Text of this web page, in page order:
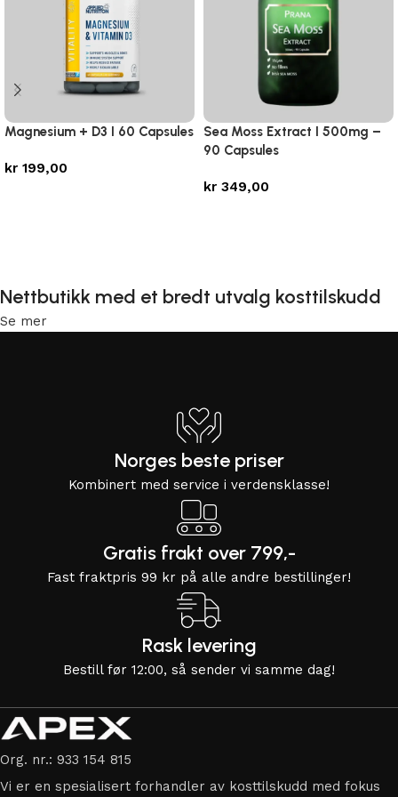
Magnesium + D3 I 60 Capsules
kr 199,00
Sea Moss Extract I 500mg –
90 Capsules
kr 349,00
Nettbutikk med et bredt utvalg kosttilskudd
Se mer
Norges beste priser
Kombinert med service i verdensklasse!
Gratis frakt over 799,-
Fast fraktpris 99 kr på alle andre bestillinger!
Rask levering
Bestill før 12:00, så sender vi samme dag!
Org. nr.: 933 154 815
Vi er en spesialisert forhandler av kosttilskudd med fokus